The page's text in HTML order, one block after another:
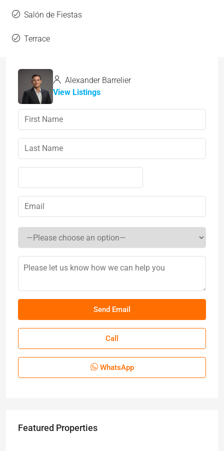
Salón de Fiestas
Terrace
Alexander Barrelier
View Listings
Call
WhatsApp
Featured Properties